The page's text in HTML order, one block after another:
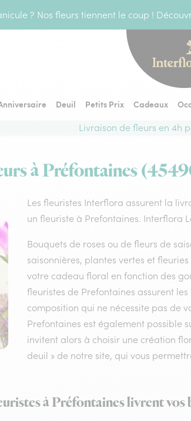
? Nos fleurs tiennent le coup !
Deuil Petits Prix Cadeaux
Livraison de fleurs en 4h
à Préfontaines
Les fleuristes Interflora assurent la
un fleuriste à Prefontaines. Interflora
Bouquets de roses ou de fleurs de
saisonnières, plantes vertes et
votre cadeau floral en fonction des
fleuristes de Prefontaines assurent
composition qui ne nécessite pas de
Prefontaines est également possible
invitent alors à choisir une création
deuil » de notre site, qui vous
à Préfontaines livrent